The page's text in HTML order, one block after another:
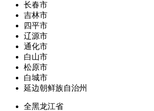
长春市
吉林市
四平市
辽源市
通化市
白山市
松原市
白城市
延边朝鲜族自治州
全黑龙江省